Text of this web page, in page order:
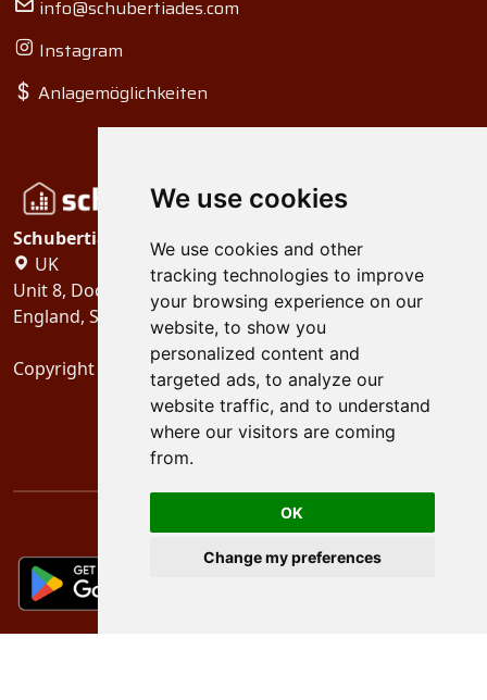
We use cookies
We use cookies and other
tracking technologies to improve
your browsing experience on our
website, to show you
personalized content and
targeted ads, to analyze our
website traffic, and to understand
where our visitors are coming
from.
OK
Change my preferences
info@schubertiades.com
Instagram
Anlagemöglichkeiten
Schubertiades, Ltd.
UK
Unit 8, Dock Offices, Surrey Quays Road, London
England, SE16 2XU
Copyright 2024 Schubertiades, Ltd.